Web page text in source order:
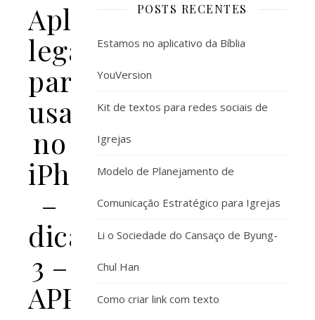
Aplicativos
legais
para
usar
no
iPhone
–
dica
3 –
APPs
POSTS RECENTES
Estamos no aplicativo da Bíblia
YouVersion
Kit de textos para redes sociais de
Igrejas
Modelo de Planejamento de
Comunicação Estratégico para Igrejas
Li o Sociedade do Cansaço de Byung-
Chul Han
Como criar link com texto